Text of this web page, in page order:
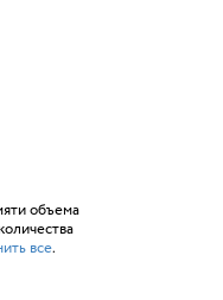
объема
все.